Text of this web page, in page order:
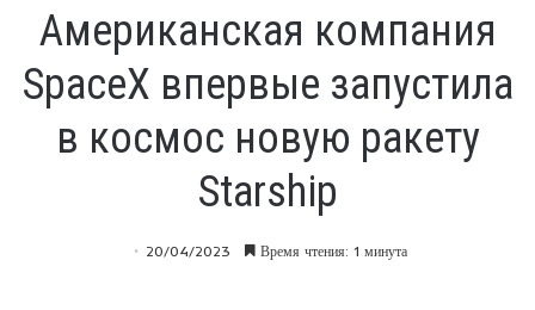
Американская компания
SpaceX впервые запустила
в космос новую ракету
Starship
20/04/2023 Время чтения: 1 минута